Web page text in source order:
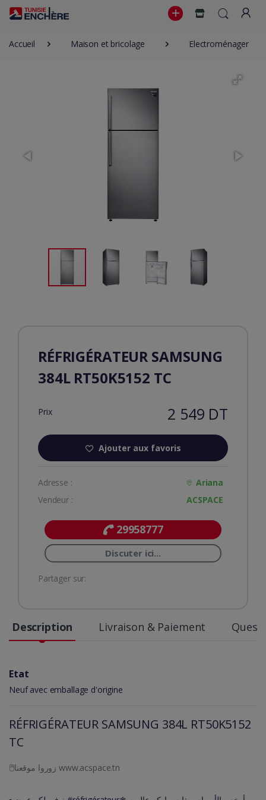
Accueil Maison et bricolage Electroménager
RÉFRIGÉRATEUR SAMSUNG
384L RT50K5152 TC
Prix 2 549 DT
Ajouter aux favoris
Adresse :
Ariana
Vendeur :
ACSPACE
29958777
Discuter ici...
Partager sur:
Description Livraison & Paiement
Etat
Neuf avec emballage d'origine
RÉFRIGÉRATEUR SAMSUNG 384L RT50K5152
TC
🖱زوروا موقعنا www.acspace.tn